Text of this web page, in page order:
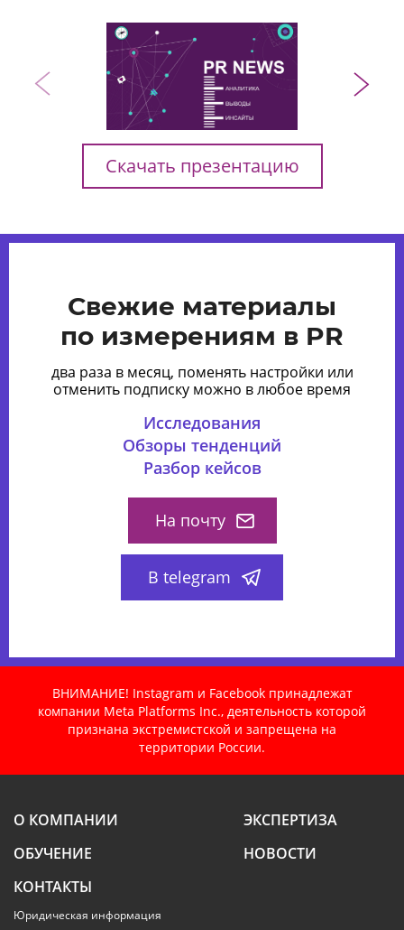
Скачать презентацию
Свежие материалы
по измерениям в PR
два раза в месяц, поменять настройки или
отменить подписку можно в любое время
Исследования
Обзоры тенденций
Разбор кейсов
На почту
В telegram
ВНИМАНИЕ! Instagram и Facebook принадлежат
компании Meta Platforms Inc., деятельность которой
признана экстремистской и запрещена на
территории России.
О КОМПАНИИ
ЭКСПЕРТИЗА
ОБУЧЕНИЕ
НОВОСТИ
КОНТАКТЫ
Юридическая информация